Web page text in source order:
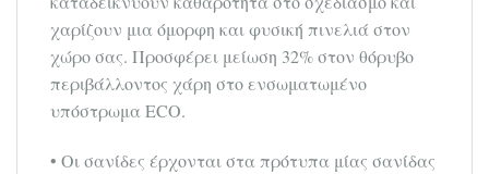
χαρίζουν μια όμορφη και φυσική πινελιά στον
χώρο σας. Προσφέρει μείωση 32% στον θόρυβο
περιβάλλοντος χάρη στο ενσωματωμένο
υπόστρωμα ECO.
• Οι σανίδες έρχονται στα πρότυπα μίας σανίδας